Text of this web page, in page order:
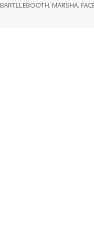
BARTLLEBOOTH, MARSHA,